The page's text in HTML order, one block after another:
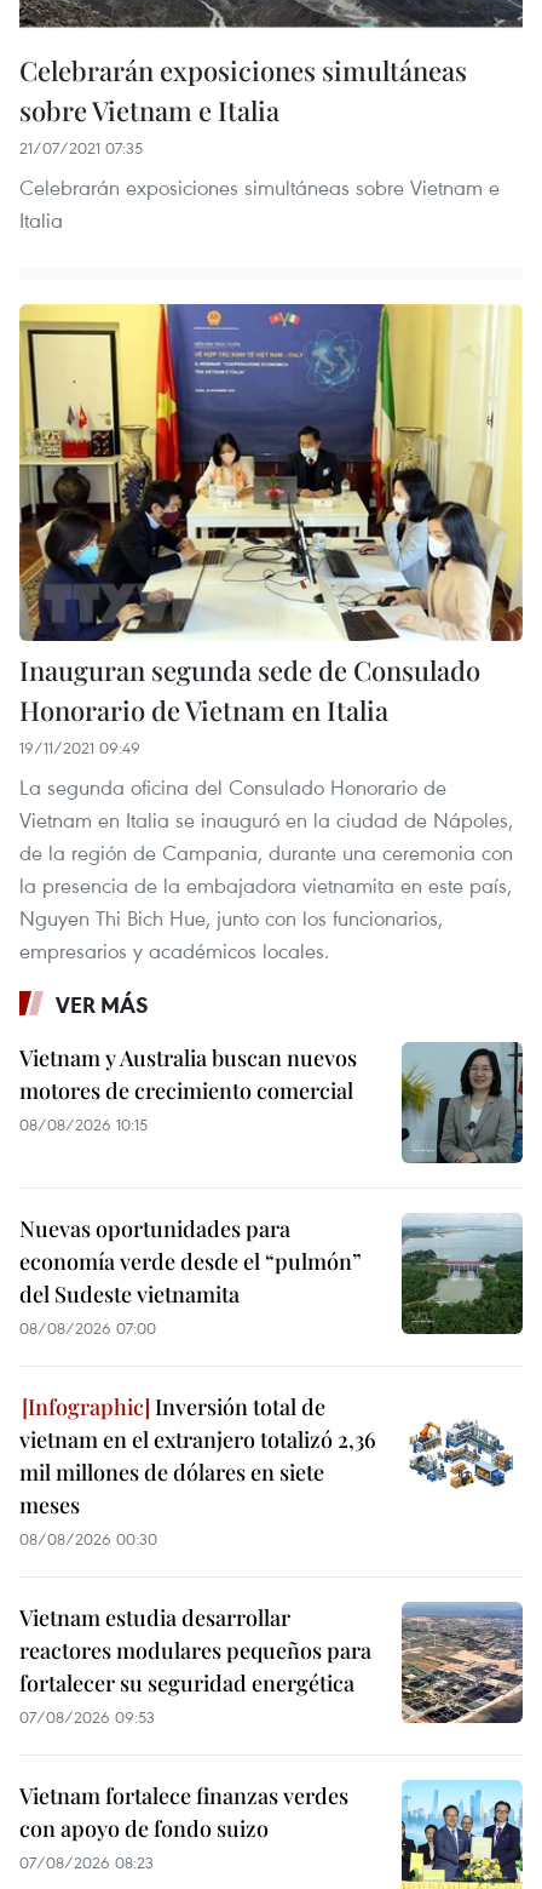
Celebrarán exposiciones simultáneas
sobre Vietnam e Italia
21/07/2021 07:35
Celebrarán exposiciones simultáneas sobre Vietnam e
Italia
Inauguran segunda sede de Consulado
Honorario de Vietnam en Italia
19/11/2021 09:49
La segunda oficina del Consulado Honorario de
Vietnam en Italia se inauguró en la ciudad de Nápoles,
de la región de Campania, durante una ceremonia con
la presencia de la embajadora vietnamita en este país,
Nguyen Thi Bich Hue, junto con los funcionarios,
empresarios y académicos locales.
VER MÁS
Vietnam y Australia buscan nuevos
motores de crecimiento comercial
08/08/2026 10:15
Nuevas oportunidades para
economía verde desde el “pulmón”
del Sudeste vietnamita
08/08/2026 07:00
Inversión total de
vietnam en el extranjero totalizó 2,36
mil millones de dólares en siete
meses
08/08/2026 00:30
Vietnam estudia desarrollar
reactores modulares pequeños para
fortalecer su seguridad energética
07/08/2026 09:53
Vietnam fortalece finanzas verdes
con apoyo de fondo suizo
07/08/2026 08:23